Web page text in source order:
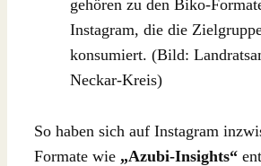
gehören zu den Biko-
Instagram, die die
konsumiert. (Bild:
Neckar-Kreis)
So haben sich auf Instagram
Formate wie „Azubi-Insights“